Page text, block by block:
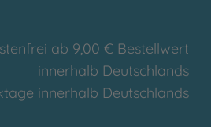
ab 9,00 € Bestellwert
innerhalb Deutschlands
innerhalb Deutschlands